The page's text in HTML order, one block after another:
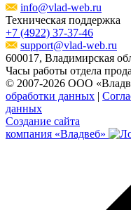
info@vlad-web.ru
Техническая поддержка
+7 (4922) 37-37-46
support@vlad-web.ru
600017, Владимирская
Часы работы отдела
© 2007-2026 ООО
обработки данных |
данных
Создание сайта
компания «Владвеб»